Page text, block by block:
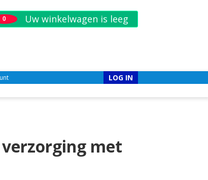
0 Uw winkelwagen is leeg
LOG IN
met